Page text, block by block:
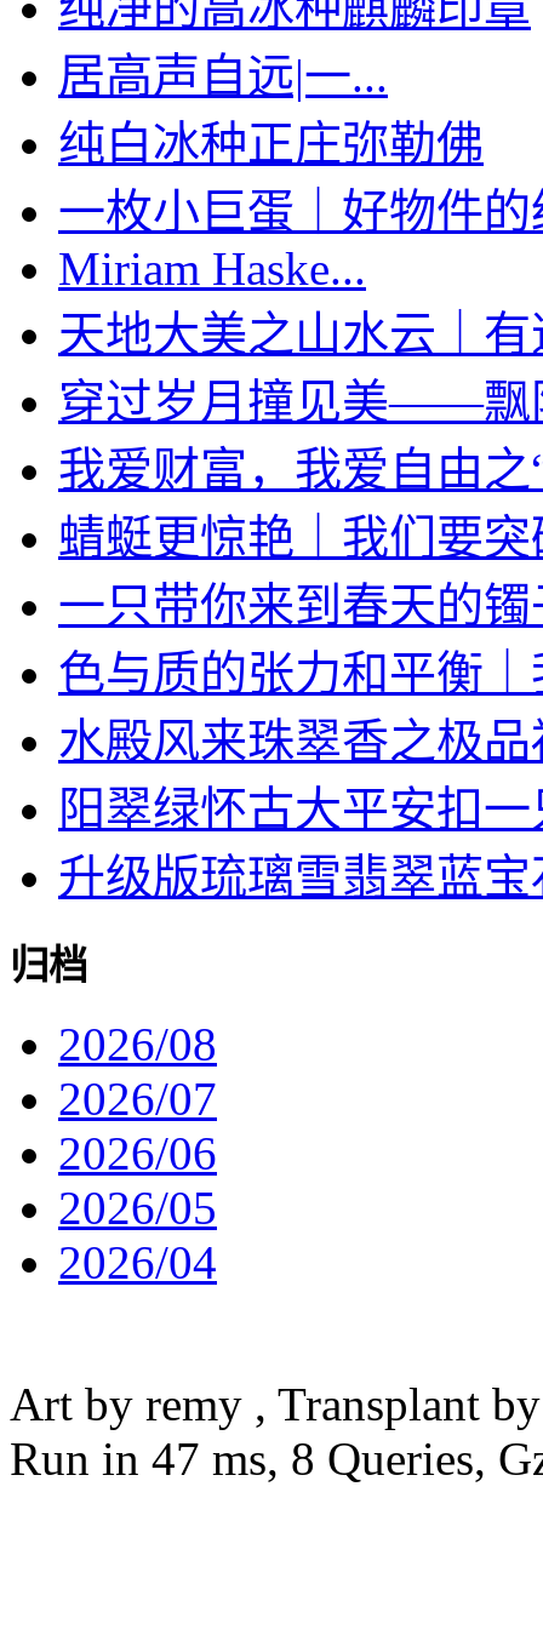
居高声自远|一...
纯白冰种正庄弥勒佛
一枚小巨蛋｜好物件的
Miriam Haske...
天地大美之山水云｜有
穿过岁月撞见美——飘
我爱财富，我爱自由之
蜻蜓更惊艳｜我们要突
一只带你来到春天的镯
色与质的张力和平衡｜
水殿风来珠翠香之极品
阳翠绿怀古大平安扣一
升级版琉璃雪翡翠蓝宝
归档
2026/08
2026/07
2026/06
2026/05
2026/04
Art by remy , Transplant
Run in 47 ms, 8 Queries,